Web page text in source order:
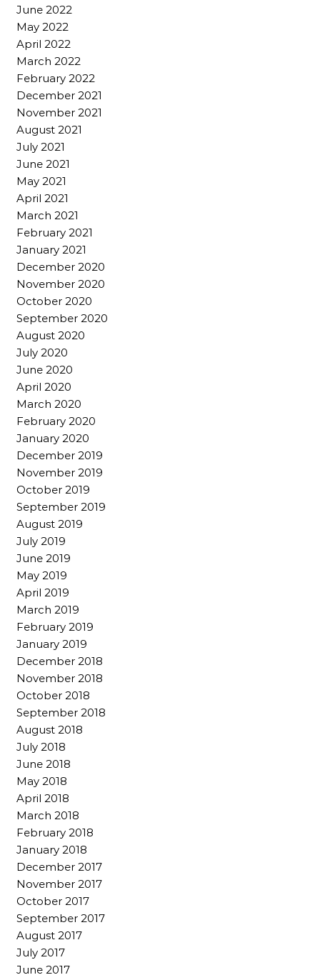
June 2022
May 2022
April 2022
March 2022
February 2022
December 2021
November 2021
August 2021
July 2021
June 2021
May 2021
April 2021
March 2021
February 2021
January 2021
December 2020
November 2020
October 2020
September 2020
August 2020
July 2020
June 2020
April 2020
March 2020
February 2020
January 2020
December 2019
November 2019
October 2019
September 2019
August 2019
July 2019
June 2019
May 2019
April 2019
March 2019
February 2019
January 2019
December 2018
November 2018
October 2018
September 2018
August 2018
July 2018
June 2018
May 2018
April 2018
March 2018
February 2018
January 2018
December 2017
November 2017
October 2017
September 2017
August 2017
July 2017
June 2017